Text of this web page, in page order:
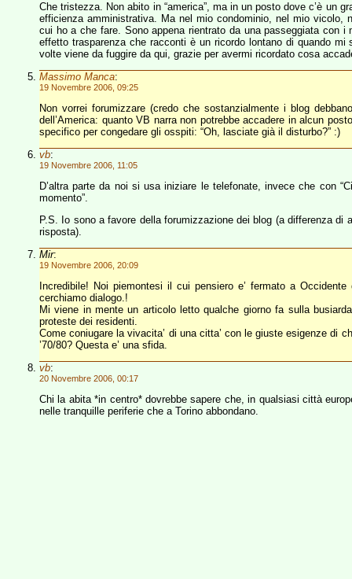
Che tristezza. Non abito in “america”, ma in un posto dove c’è un
efficienza amministrativa. Ma nel mio condominio, nel mio
cui ho a che fare. Sono appena rientrato da una passeggiata con
effetto trasparenza che racconti è un ricordo lontano di quando
volte viene da fuggire da qui, grazie per avermi ricordato cosa
Massimo Manca:
19 Novembre 2006, 09:25
Non vorrei forumizzare (credo che sostanzialmente i blog
dell’America: quanto VB narra non potrebbe accadere in alcun
specifico per congedare gli osspiti: “Oh, lasciate già il disturbo?” :)
vb:
19 Novembre 2006, 11:05
D’altra parte da noi si usa iniziare le telefonate, invece che con
momento”.
P.S. Io sono a favore della forumizzazione dei blog (a differenza
risposta).
Mir:
19 Novembre 2006, 20:09
Incredibile! Noi piemontesi il cui pensiero e’ fermato a
cerchiamo dialogo.!
Mi viene in mente un articolo letto qualche giorno fa sulla
proteste dei residenti.
Come coniugare la vivacita’ di una citta’ con le giuste esigenze di
’70/80? Questa e’ una sfida.
vb:
20 Novembre 2006, 00:17
Chi la abita *in centro* dovrebbe sapere che, in qualsiasi città
nelle tranquille periferie che a Torino abbondano.